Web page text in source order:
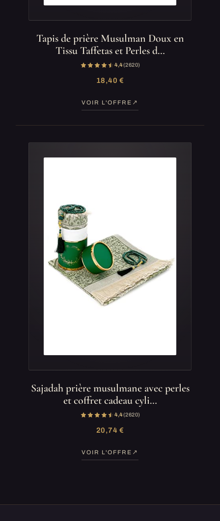
Tapis de prière Musulman Doux en
Tissu Taffetas et Perles d…
4,4(2 620)
18,40 €
VOIR L'OFFRE
Sajadah prière musulmane avec perles
et coffret cadeau cyli…
4,4(2 620)
20,74 €
VOIR L'OFFRE